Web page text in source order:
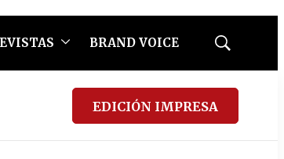
BRAND VOICE
Mostrar
EDICIÓN IMPRESA